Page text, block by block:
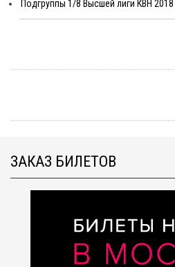
Подгруппы 1/8 Высшей лиги КВН 2018
ЗАКАЗ БИЛЕТОВ